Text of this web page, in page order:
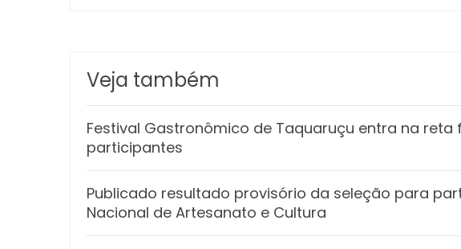
Veja também
Festival Gastronômico de Taquaruçu entra na reta
participantes
Publicado resultado provisório da seleção para
Nacional de Artesanato e Cultura